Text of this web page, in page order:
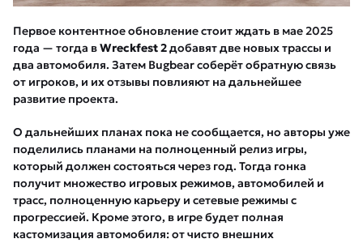
Первое контентное обновление стоит ждать в мае 2025
года — тогда вWreckfest 2добавят две новых трассы и
два автомобиля. Затем Bugbear соберёт обратную связь
от игроков, и их отзывы повлияют на дальнейшее
развитие проекта.
О дальнейших планах пока не сообщается, но авторы уже
поделились планами на полноценный релиз игры,
который должен состояться через год. Тогда гонка
получит множество игровых режимов, автомобилей и
трасс, полноценную карьеру и сетевые режимы с
прогрессией. Кроме этого, в игре будет полная
кастомизация автомобиля: от чисто внешних